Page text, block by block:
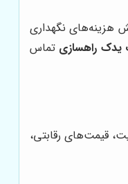
هزینه‌های نگهداری
یدک راهسازی تماس
قیمت‌های رقابتی،